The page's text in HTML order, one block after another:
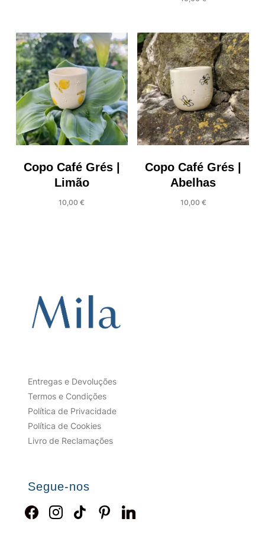
50,00 €
multiple
variants.
The
options
may
be
chosen
on
the
product
Copo Café Grés |
Limão
10,00€
Copo Café Grés |
Abelhas
10,00 €
Entregas e Devoluções
Termos e Condições
Política de Privacidade
Política de Cookies
Livro de Reclamações
Segue-nos
facebookinstagram
tiktok pinterestlinkedin